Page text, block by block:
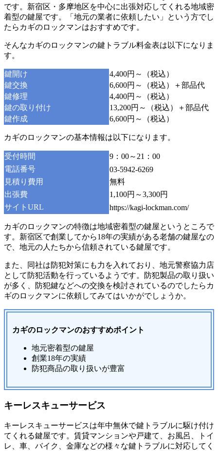
です。新宿区・多摩地区を中心に出張対応してくれる地域密
着型の鍵屋です。「地元の業者に依頼したい」という方でし
たらカギのロックマンはおすすめです。
そんなカギのロックマンの鍵トラブル料金表は以下になりま
す。
鍵開け
4,400円～（税込）
鍵交換
6,600円～（税込）＋部品代
鍵修理
4,400円～（税込）
鍵の取り付け
13,200円～（税込）＋部品代
鍵作成
6,600円～（税込）
カギのロックマンの基本情報は以下になります。
受付時間
9：00～21：00
電話番号
03-5942-6269
見積り費用
無料
出張費
1,100円～3,300円
サイトURL
https://kagi-lockman.com/
カギのロックマンの特徴は地域密着型の鍵屋というところで
す。新宿区で創業してから18年の実績がある老舗の鍵屋なの
で、地元の人たちから信頼されている鍵屋です。
また、同社は防犯対策にも力を入れており、地元警察協力店
として防犯活動を行っているようです。防犯製品の取り扱い
が多く、防犯鍵などへの交換を検討されているのでしたらカ
ギのロックマンに依頼してみてはいかがでしょうか。
カギのロックマンのおすすめポイント
地元密着型の鍵屋
創業18年の実績
防犯商品の取り扱いが豊富
キーレスキューサービス
キーレスキューサービスは年中無休で鍵トラブルに駆け付け
てくれる鍵屋です。賃貸マンションや戸建て、お風呂、トイ
レ、車、バイク、金庫などの様々な鍵トラブルに対応してく